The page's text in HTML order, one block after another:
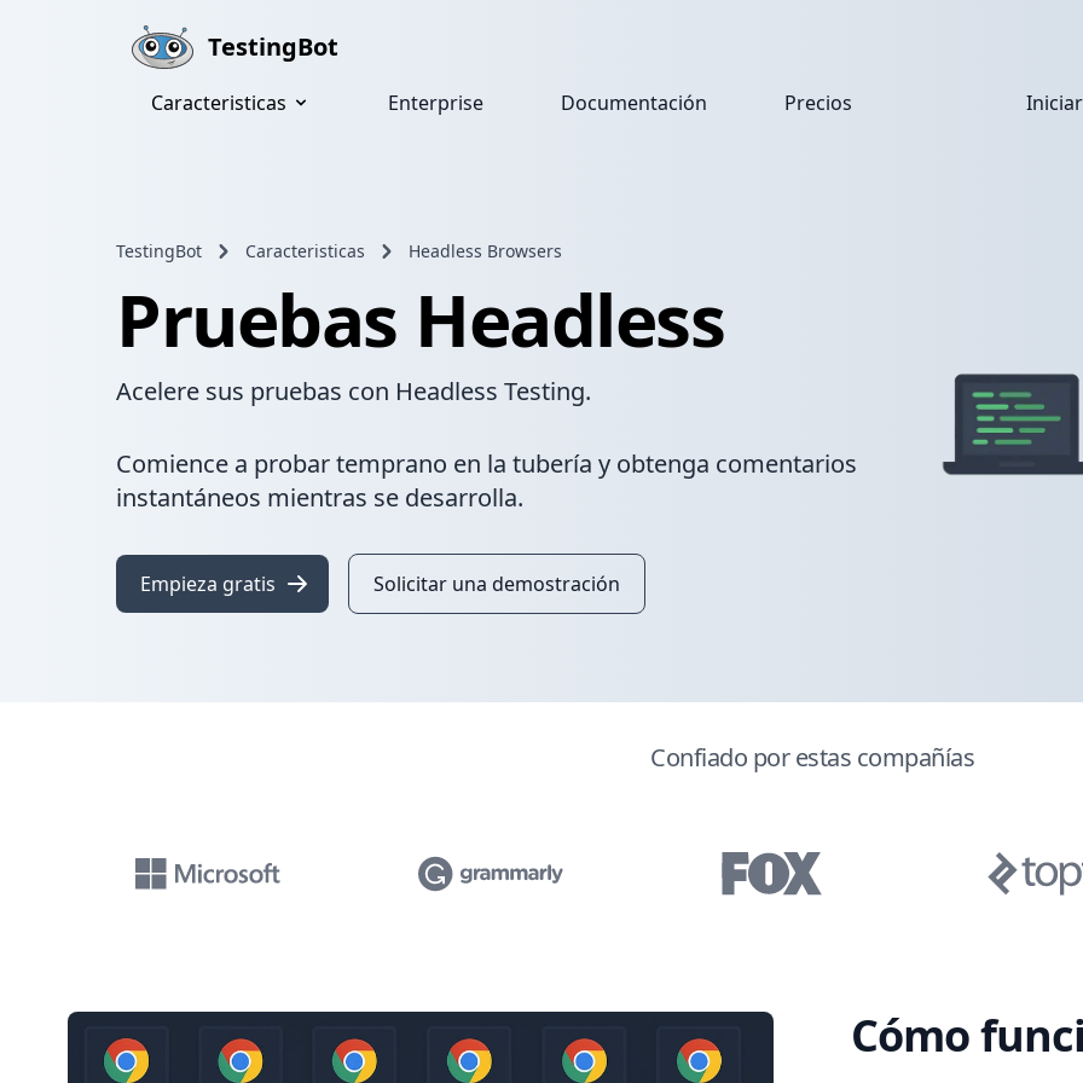
TestingBot
Caracteristicas Enterprise Documentación Precios
TestingBot Caracteristicas Headless Browsers
Pruebas Headless
Acelere sus pruebas con Headless Testing.
Comience a probar temprano en la tubería y obtenga comentarios
instantáneos mientras se desarrolla.
Empieza gratis Solicitar una demostración
Confiado por estas compañías
Cómo